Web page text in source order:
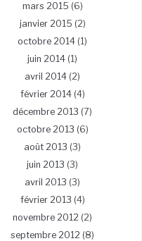
mars 2015 (6)
janvier 2015 (2)
octobre 2014 (1)
juin 2014 (1)
avril 2014 (2)
février 2014(4)
décembre 2013 (7)
octobre 2013 (6)
août 2013 (3)
juin 2013 (3)
avril 2013 (3)
février 2013 (4)
novembre 2012 (2)
septembre 2012 (8)